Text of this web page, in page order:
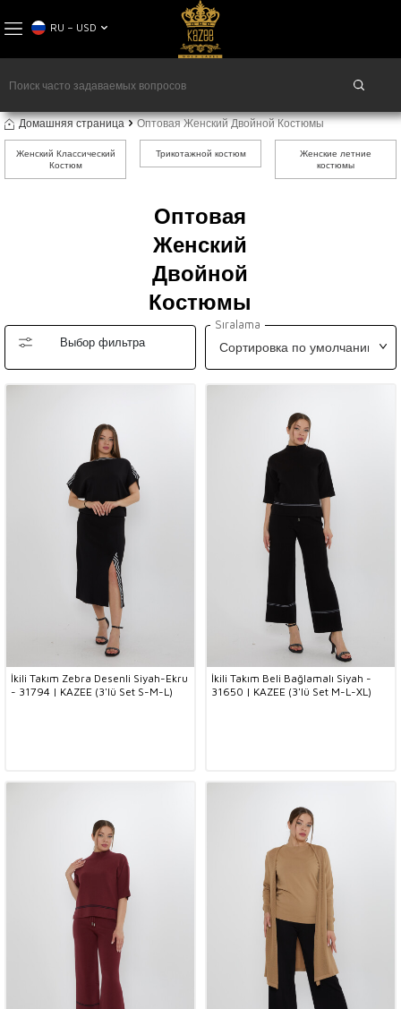
RU − USD
Домашняя страница Оптовая Женский Двойной Костюмы
Женский Классический
Костюм
Трикотажной костюм
Женские летние
костюмы
Оптовая
Женский
Двойной
Костюмы
Выбор фильтра
Sıralama
İkili Takım Zebra Desenli Siyah-Ekru
- 31794 | KAZEE (3'lü Set S-M-L)
İkili Takım Beli Bağlamalı Siyah -
31650 | KAZEE (3'lü Set M-L-XL)